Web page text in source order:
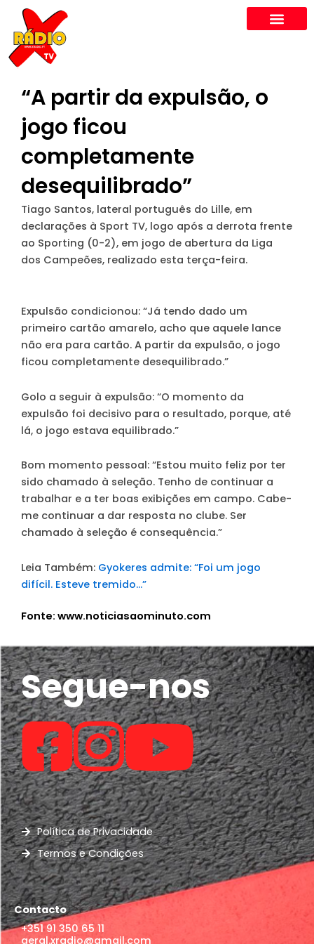
content
“A partir da expulsão, o
jogo ficou
completamente
desequilibrado”
Tiago Santos, lateral português do Lille, em
declarações à Sport TV, logo após a derrota frente
ao Sporting (0-2), em jogo de abertura da Liga
dos Campeões, realizado esta terça-feira.
Expulsão condicionou: “Já tendo dado um
primeiro cartão amarelo, acho que aquele lance
não era para cartão. A partir da expulsão, o jogo
ficou completamente desequilibrado.”
Golo a seguir à expulsão: “O momento da
expulsão foi decisivo para o resultado, porque, até
lá, o jogo estava equilibrado.”
Bom momento pessoal: “Estou muito feliz por ter
sido chamado à seleção. Tenho de continuar a
trabalhar e a ter boas exibições em campo. Cabe-
me continuar a dar resposta no clube. Ser
chamado à seleção é consequência.”
Leia Também: Gyokeres admite: “Foi um jogo
difícil. Esteve tremido…”
Fonte: www.noticiasaominuto.com
Segue-nos
Política de Privacidade
Termos e Condições
Contacto
+351 91 350 65 11
geral.xradio@gmail.com